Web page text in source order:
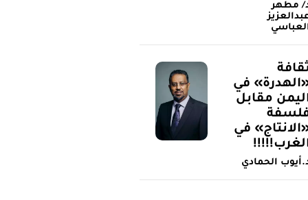
مطهر
في
مقابل
في
الحمادي